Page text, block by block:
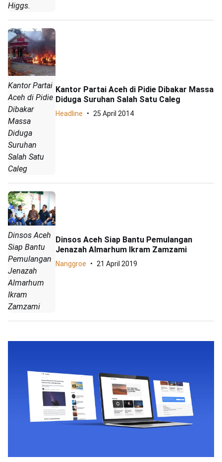
Higgs.
Kantor Partai
Aceh di Pidie
Dibakar
Massa
Diduga
Suruhan
Salah Satu
Caleg
Kantor Partai Aceh di Pidie Dibakar Massa
Diduga Suruhan Salah Satu Caleg
Headline 25 April 2014
Dinsos Aceh
Siap Bantu
Pemulangan
Jenazah
Almarhum
Ikram
Zamzami
Dinsos Aceh Siap Bantu Pemulangan
Jenazah Almarhum Ikram Zamzami
Nanggroe 21 April 2019